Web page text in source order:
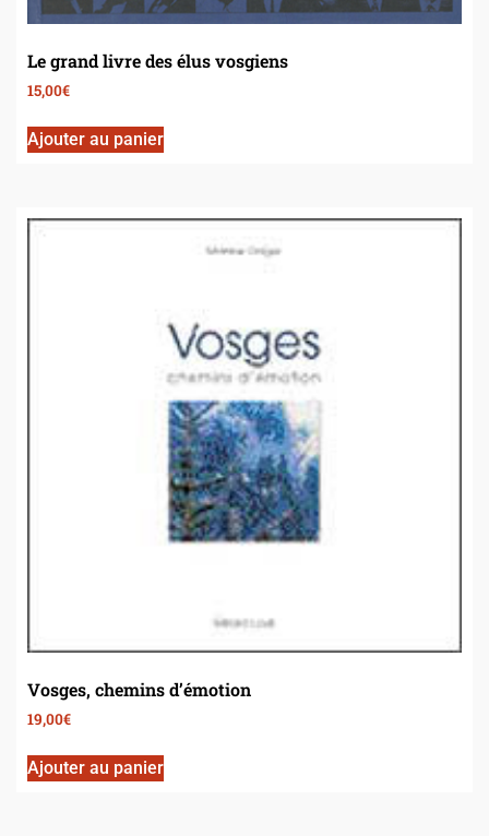
Le grand livre des élus vosgiens
15,00€
Ajouter au panier
Vosges, chemins d’émotion
19,00€
Ajouter au panier